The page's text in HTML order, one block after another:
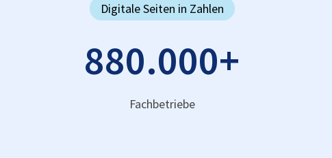
Digitale Seiten in Zahlen
880.000+
Fachbetriebe